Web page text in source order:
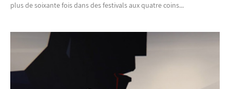
plus de soixante fois dans des festivals aux quatre coins...